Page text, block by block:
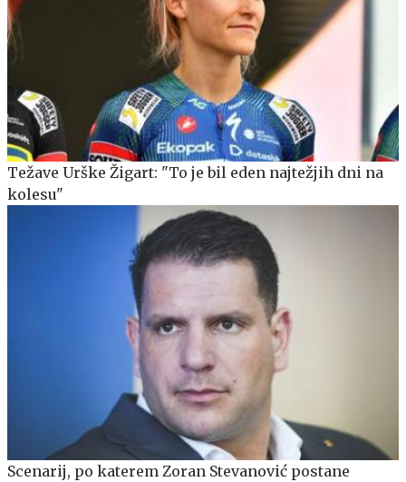
Težave Urške Žigart: "To je bil eden najtežjih dni na
kolesu"
Scenarij, po katerem Zoran Stevanović postane